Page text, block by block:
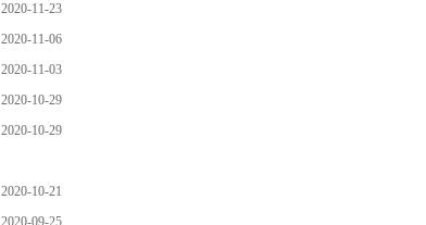
2020-11-23
2020-11-06
2020-11-03
2020-10-29
2020-10-29
2020-10-21
2020-09-25